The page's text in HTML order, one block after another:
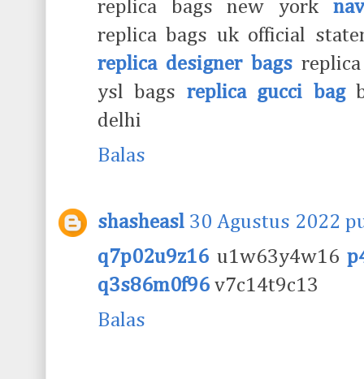
replica bags new york
replica bags uk official
replica designer bags
ysl bags replica gucci bag
delhi
Balas
shasheasl 30 Agustus 2022
q7p02u9z16 u1w63y4w16
q3s86m0f96 v7c14t9c13
Balas